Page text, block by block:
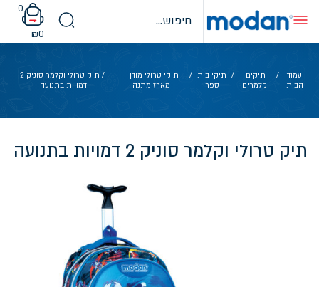
content
0
₪0
עמוד
הבית
/
תיקים
וקלמרים
/ תיקי בית
ספר
/
תיקי טרולי מודן -
מארז מתנה
/ תיק טרולי וקלמר סוניק 2
דמויות בתנועה
תיק טרולי וקלמר סוניק 2 דמויות בתנועה